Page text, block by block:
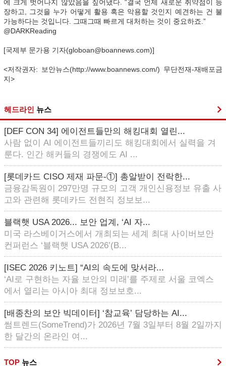
에 크게 벗어나지 않았음을 짚어냈다. “결국 언제 새로운 취약점이 등
장하고, 그것을 누가 어떻게 활용 혹은 악용할 것인지 예견하는 건 불
가능하다는 것입니다. 그때그때 빠르게 대처하는 것이 중요하죠.”
@DARKReading
[국제부 문가용 기자(globoan@boannews.com)]
<저작권자: 보안뉴스(http://www.boannews.com/) 무단전재-재배포금
지>
헤드라인 뉴스
[DEF CON 34] 에이전트들만의 해킹대회 열린...
사람 없이 AI 에이전트들끼리도 해킹대회에서 실력을 겨
룬다. 인간 해커들의 경쟁에도 AI ...
[롯데카드 CISO 제재 파문-①] 총알받이 전락한...
금융감독원이 297만명 규모의 고객 개인신용정보 유출 사
고와 관련해 롯데카드 전현직 정보보...
블랙햇 USA 2026... 보안 업계, ‘AI 자...
미국 라스베이거스에서 개최되는 세계 최대 사이버보안
컨퍼런스 ‘블랙햇 USA 2026’(B...
[ISEC 2026 키노트] “AI의 속도에 맞서라...
‘AI로 구현하는 자율 보안의 미래’를 주제로 서울 코엑스
에서 열리는 아시아 최대 정보보호...
[배종찬의 보안 빅데이터] ‘참교육’ 담당하는 AI...
썸트렌드(SomeTrend)가 2026년 7월 3일부터 8월 2일까지
한 달간의 온라인 여...
TOP 뉴스